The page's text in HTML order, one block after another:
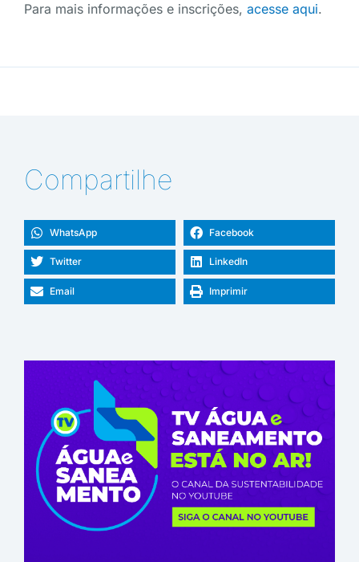
Para mais informações e inscrições, acesse aqui.
Compartilhe
WhatsApp Facebook
Twitter LinkedIn
Email Imprimir